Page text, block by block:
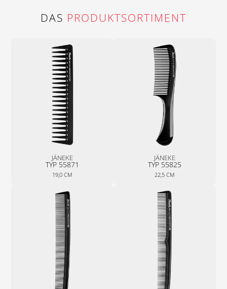
DAS PRODUKTSORTIMENT
JÄNEKE
TYP 55871
19,0 CM
JÄNEKE
TYP 55825
22,5 CM